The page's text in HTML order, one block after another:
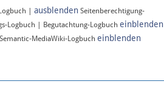
| ausblenden Seitenberechtigung-
Logbuch | Begutachtung-Logbuch einblenden
MediaWiki-Logbuch einblenden